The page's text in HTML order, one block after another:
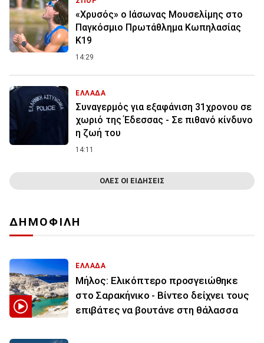
«Χρυσός» ο Ιάσωνας Μουσελίμης στο
Παγκόσμιο Πρωτάθλημα Κωπηλασίας
Κ19
14:29
ΕΛΛΑΔΑ
Συναγερμός για εξαφάνιση 31χρονου σε
χωριό της Έδεσσας - Σε πιθανό κίνδυνο
η ζωή του
14:11
ΟΛΕΣ ΟΙ ΕΙΔΗΣΕΙΣ
ΔΗΜΟΦΙΛΗ
ΕΛΛΑΔΑ
Μήλος: Ελικόπτερο προσγειώθηκε
στο Σαρακήνικο - Βίντεο δείχνει τους
επιβάτες να βουτάνε στη θάλασσα